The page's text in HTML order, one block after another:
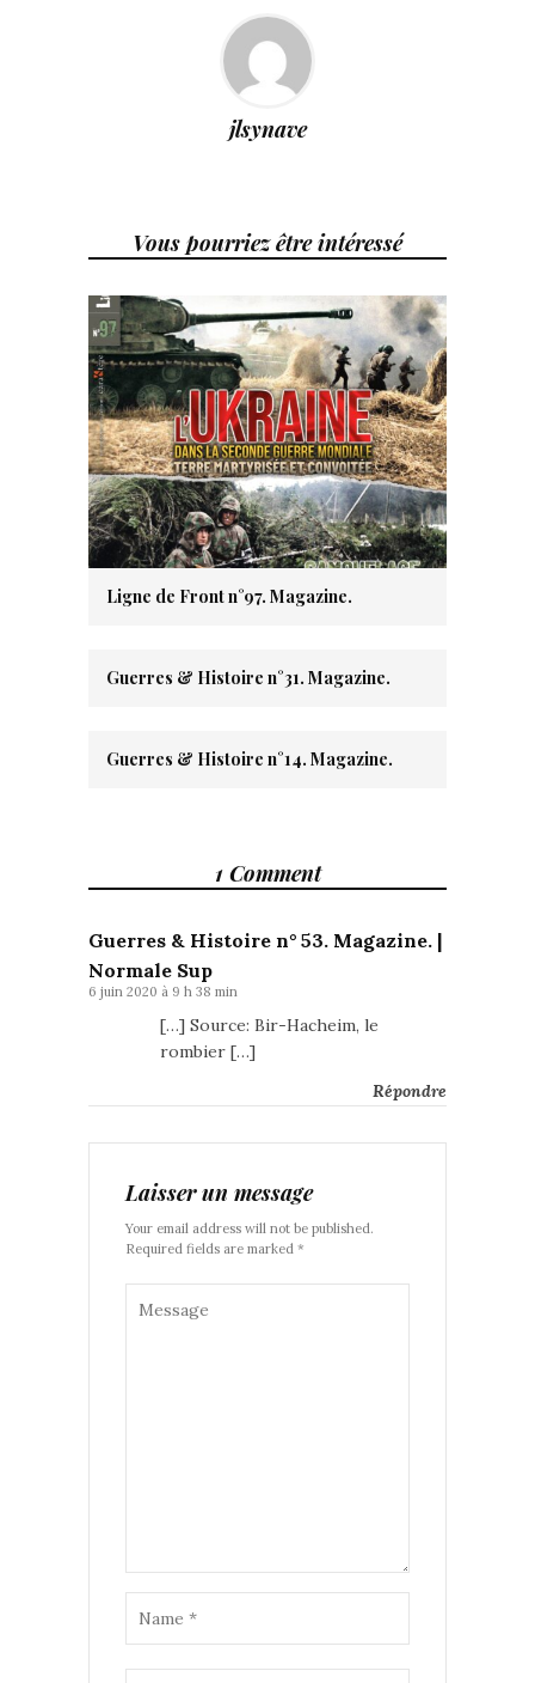
jlsynave
Vous pourriez être intéressé
Ligne de Front n°97. Magazine.
Guerres & Histoire n°31. Magazine.
Guerres & Histoire n°14. Magazine.
1 Comment
Guerres & Histoire n° 53. Magazine. |
Normale Sup
6 juin 2020 à 9 h 38 min
[…] Source: Bir-Hacheim, le
rombier […]
Répondre
Laisser un message
Your email address will not be published.
Required fields are marked *